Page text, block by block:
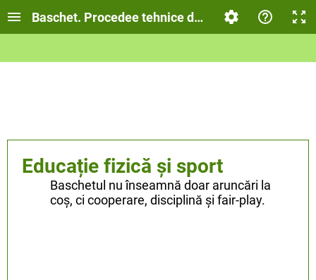
Baschet. Procedee tehnice de bază
Educație fizică și sport
Baschetul nu înseamnă doar aruncări la
coș, ci cooperare, disciplină și fair-play.